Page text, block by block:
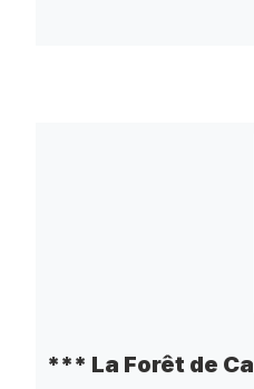
*** La Forêt de